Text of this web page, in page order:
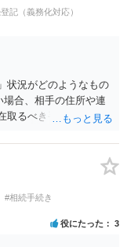
無視されている／協
停」を申し立てて、
でアドバイスするの
等をご持参の上、弁
記（義務化対応）
状況がどのようなもの
合、相手の住所や連
取るべき手段は異なり
来であればご依頼時に
、ご質問者様が遺産を
ります。 可能であれ
に直接相談されて、
スを求めることをお
と幸いです。
#相続手続き
役にたった 3